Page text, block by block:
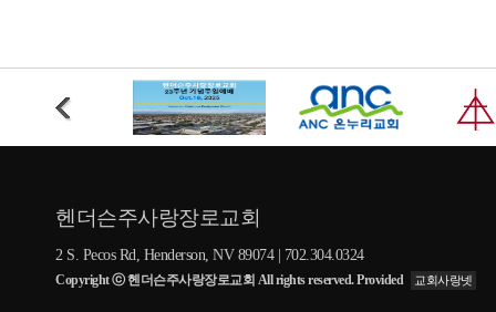
헨더슨주사랑장로교회
2 S. Pecos Rd, Henderson, NV 89074 | 702.304.0324
Copyright ⓒ 헨더슨주사랑장로교회 All rights reserved. Provided 교회사랑넷